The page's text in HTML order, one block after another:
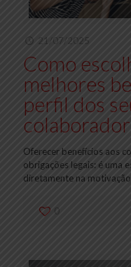
21/07/2025
Como
melhores
perfil dos
Oferecer benefícios aos
obrigações legais: é uma
diretamente na
0